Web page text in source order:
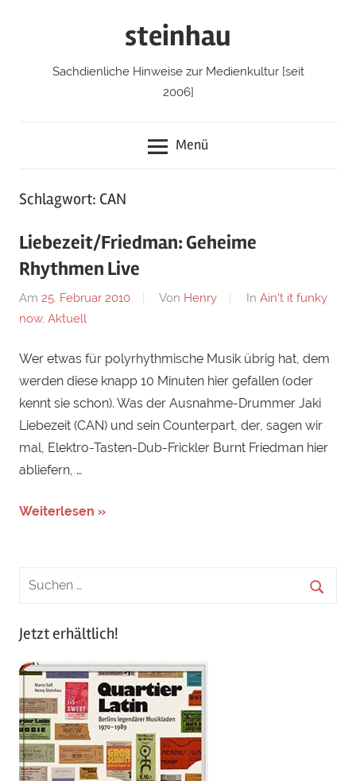
steinhau
Sachdienliche Hinweise zur Medienkultur [seit
2006]
Menü
Schlagwort: CAN
Liebezeit/Friedman: Geheime
Rhythmen Live
Am 25. Februar 2010 Von Henry In Ain't it funky
now, Aktuell
Wer etwas für polyrhythmische Musik übrig hat, dem
werden diese knapp 10 Minuten hier gefallen (oder
kennt sie schon). Was der Ausnahme-Drummer Jaki
Liebezeit (CAN) und sein Counterpart, der, sagen wir
mal, Elektro-Tasten-Dub-Frickler Burnt Friedman hier
abliefern, …
Weiterlesen »
Jetzt erhältlich!